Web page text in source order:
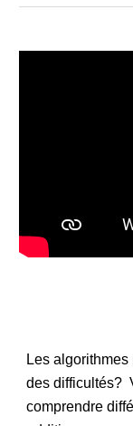
Les
des difficultés?
comprendre